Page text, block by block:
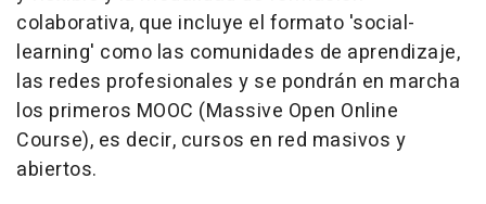
colaborativa, que incluye el formato 'social-
learning' como las comunidades de aprendizaje,
las redes profesionales y se pondrán en marcha
los primeros MOOC (Massive Open Online
Course), es decir, cursos en red masivos y
abiertos.